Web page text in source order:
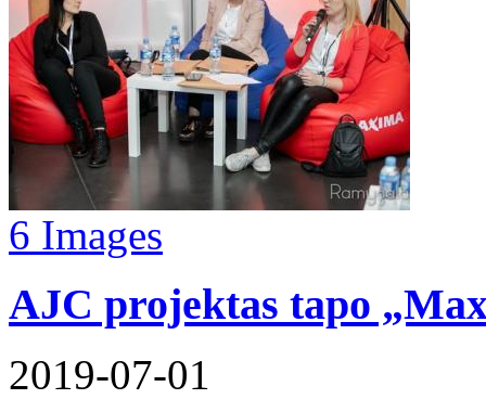
6 Images
AJC projektas tapo
2019-07-01